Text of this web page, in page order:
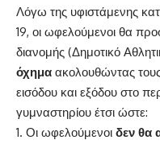
Λόγω της υφιστάμενης
19, οι ωφελούμενοι θα
διανομής (Δημοτικό
όχημα ακολουθώντας
εισόδου και εξόδου στο
γυμναστηρίου έτσι ώστε:
Οι ωφελούμενοι δεν θα